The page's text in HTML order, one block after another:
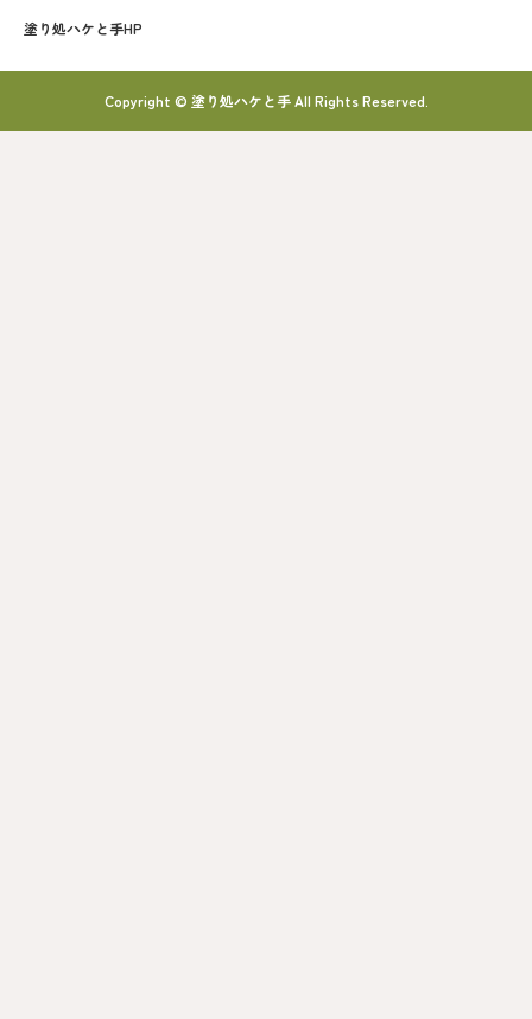
塗り処ハケと手HP
Copyright © 塗り処ハケと手 All Rights Reserved.